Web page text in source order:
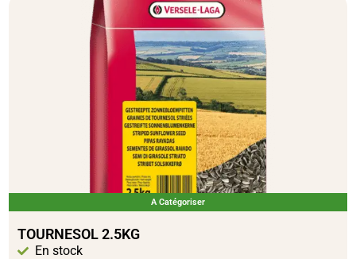
A Catégoriser
TOURNESOL 2.5KG
En stock